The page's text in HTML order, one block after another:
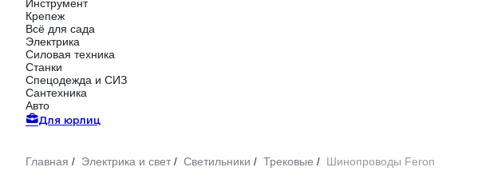
Инструмент
Крепеж
Всё для сада
Электрика
Силовая техника
Станки
Спецодежда и СИЗ
Сантехника
Авто
Для юрлиц
Главная / Электрика и свет / Светильники / Трековые / Шинопроводы Feron